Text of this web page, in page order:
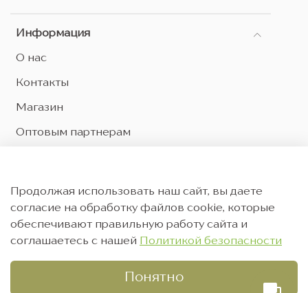
Информация
О нас
Контакты
Магазин
Оптовым партнерам
Согласие на рекламную рассылку
Продолжая использовать наш сайт, вы даете
согласие на обработку файлов cookie, которые
обеспечивают правильную работу сайта и
соглашаетесь с нашей
Политикой безопасности
Понятно